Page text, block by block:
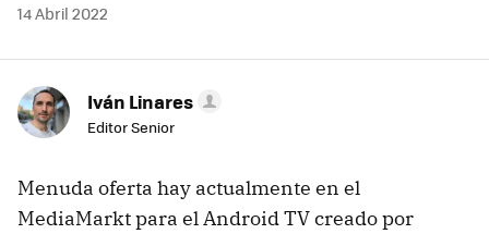
14 Abril 2022
Iván Linares
Editor Senior
Menuda oferta hay actualmente en el
MediaMarkt para el Android TV creado por